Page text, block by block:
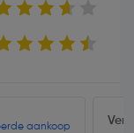
aankoop